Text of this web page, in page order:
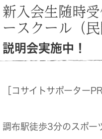
新入会生随時
ースクール（民
説明会実施中！
［コサイトサポーターPR
調布駅徒歩3分のスポー